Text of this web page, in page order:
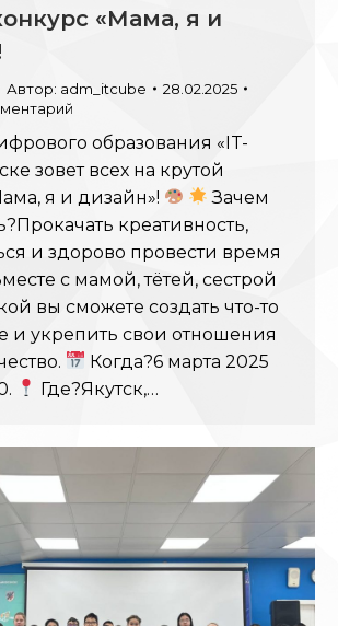
«Мама, я и
Автор: adm_itcube
28.02.2025
образования «IT-
зовет всех на крутой
я и дизайн»!
Зачем
креативность,
и здорово провести время
с мамой, тётей, сестрой
вы сможете создать что-то
и укрепить свои отношения
Когда?6 марта 2025
Где?Якутск,…